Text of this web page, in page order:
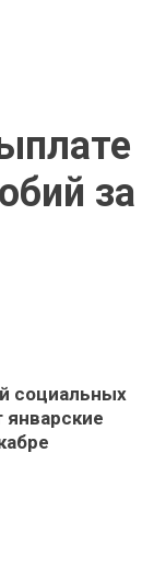
за
социальных
январские